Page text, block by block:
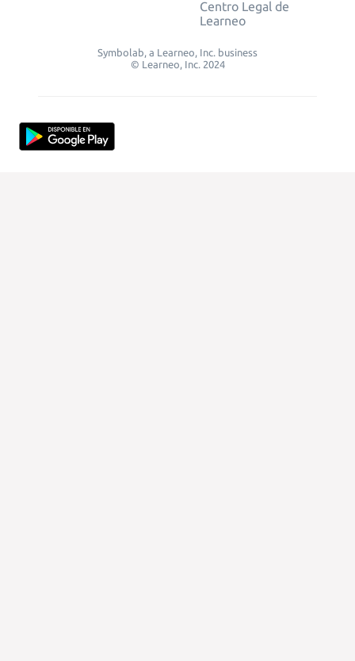
Centro Legal de
Learneo
Symbolab, a Learneo, Inc. business
© Learneo, Inc. 2024